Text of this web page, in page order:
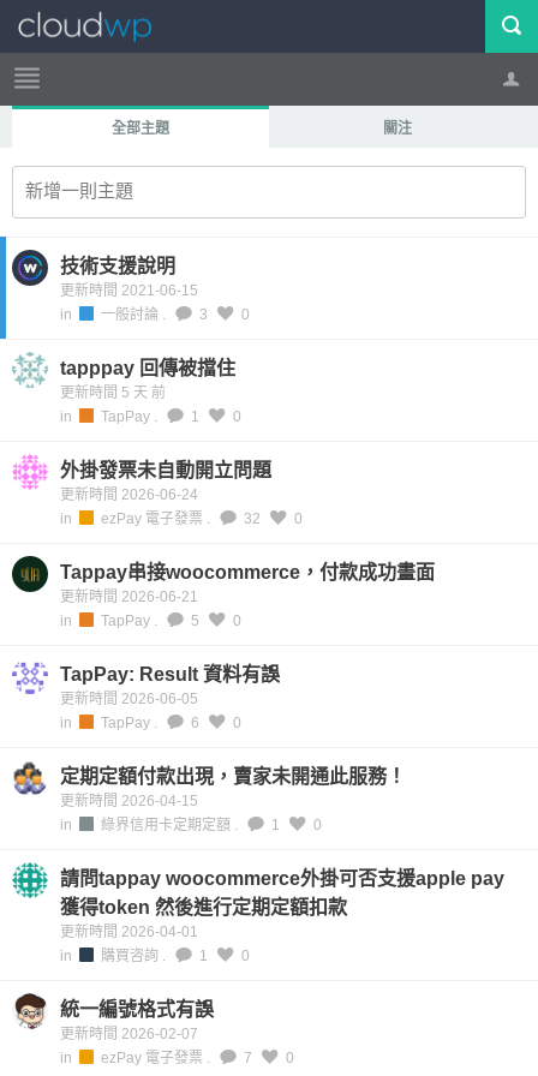
全部主題 關注
新增一則主題
技術支援說明
更新時間 2021-06-15
in
一般討論 . 3 0
tapppay 回傳被擋住
更新時間 5 天 前
in
TapPay . 1 0
外掛發票未自動開立問題
更新時間 2026-06-24
in
ezPay 電子發票 . 32 0
Tappay串接woocommerce，付款成功畫面
更新時間 2026-06-21
in
TapPay . 5 0
TapPay: Result 資料有誤
更新時間 2026-06-05
in
TapPay . 6 0
定期定額付款出現，賣家未開通此服務！
更新時間 2026-04-15
in
綠界信用卡定期定額 . 1 0
請問tappay woocommerce外掛可否支援apple pay
獲得token 然後進行定期定額扣款
更新時間 2026-04-01
in
購買咨詢 . 1 0
統一編號格式有誤
更新時間 2026-02-07
in
ezPay 電子發票 . 7 0